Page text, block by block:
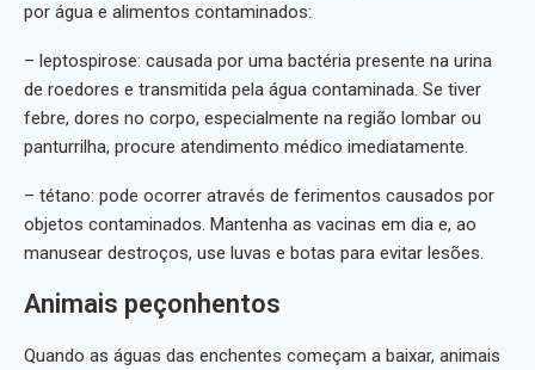
por água e alimentos contaminados:
– leptospirose: causada por uma bactéria presente na urina
de roedores e transmitida pela água contaminada. Se tiver
febre, dores no corpo, especialmente na região lombar ou
panturrilha, procure atendimento médico imediatamente.
– tétano: pode ocorrer através de ferimentos causados por
objetos contaminados. Mantenha as vacinas em dia e, ao
manusear destroços, use luvas e botas para evitar lesões.
Animais peçonhentos
Quando as águas das enchentes começam a baixar, animais